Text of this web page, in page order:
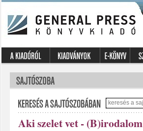
Aki szelet vet - (B)irodalom